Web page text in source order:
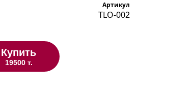
Артикул
TLO-002
Купить
19500 т.